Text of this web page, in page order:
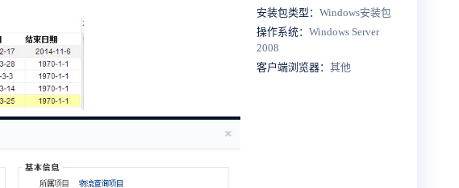
安装包类型： Windows安装包
操作系统： Windows Server
2008
客户端浏览器： 其他